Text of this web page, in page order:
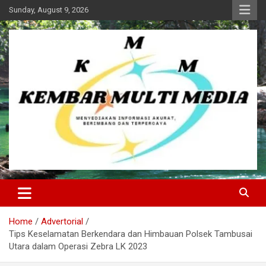
Skip
to
content
Sunday, August 9, 2026
Kembar Multi Media
Home
Advertorial
Tips Keselamatan Berkendara dan Himbauan Polsek Tambusai
Utara dalam Operasi Zebra LK 2023